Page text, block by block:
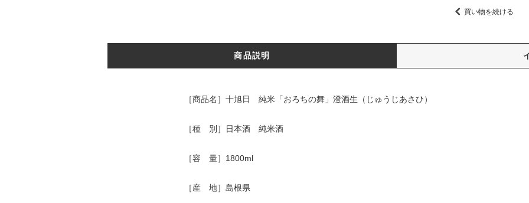
買い物を続ける
商品説明
［商品名］十旭日 純米「おろちの舞」澄酒生（じゅうじあさひ）
［種 別］日本酒 純米酒
［容 量］1800ml
［産 地］島根県